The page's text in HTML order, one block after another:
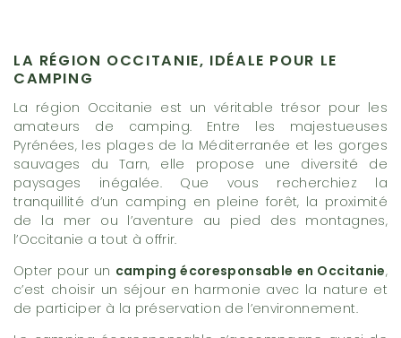
LA RÉGION OCCITANIE, IDÉALE POUR LE
CAMPING
La région Occitanie est un véritable trésor pour les
amateurs de camping. Entre les majestueuses
Pyrénées, les plages de la Méditerranée et les gorges
sauvages du Tarn, elle propose une diversité de
paysages inégalée. Que vous recherchiez la
tranquillité d’un camping en pleine forêt, la proximité
de la mer ou l’aventure au pied des montagnes,
l’Occitanie a tout à offrir.
Opter pour un camping écoresponsable en Occitanie,
c’est choisir un séjour en harmonie avec la nature et
de participer à la préservation de l’environnement.